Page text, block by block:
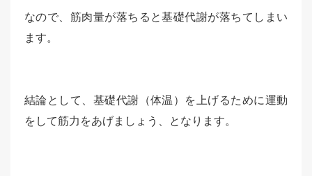
なので、筋肉量が落ちると基礎代謝が落ちてしまい
ます。
結論として、基礎代謝（体温）を上げるために運動
をして筋力をあげましょう、となります。